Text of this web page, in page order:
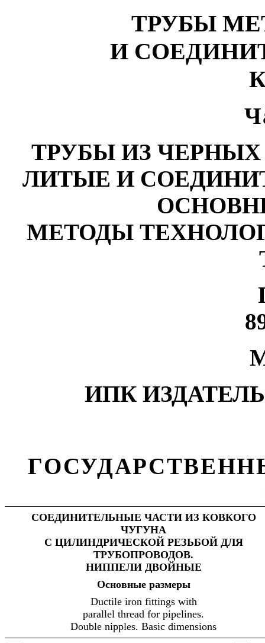
ТРУБЫ
И
ТРУБЫ ИЗ
ЛИТЫЕ И
МЕТОДЫ
ИПК
СОЕДИНИТЕЛЬНЫЕ ЧАСТИ ИЗ КОВКОГО
ЧУГУНА
С ЦИЛИНДРИЧЕСКОЙ РЕЗЬБОЙ ДЛЯ
ТРУБОПРОВОДОВ.
НИППЕЛИ ДВОЙНЫЕ
Основные размеры
Ductile iron fittings with
parallel thread for pipelines.
Double nipples. Basic dimensions